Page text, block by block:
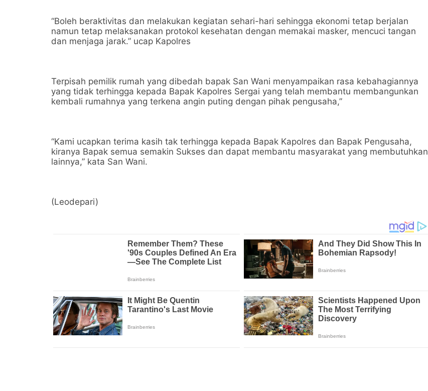
“Boleh beraktivitas dan melakukan kegiatan sehari-hari sehingga ekonomi tetap berjalan
namun tetap melaksanakan protokol kesehatan dengan memakai masker, mencuci tangan
dan menjaga jarak.” ucap Kapolres
Terpisah pemilik rumah yang dibedah bapak San Wani menyampaikan rasa kebahagiannya
yang tidak terhingga kepada Bapak Kapolres Sergai yang telah membantu membangunkan
kembali rumahnya yang terkena angin puting dengan pihak pengusaha,”
“Kami ucapkan terima kasih tak terhingga kepada Bapak Kapolres dan Bapak Pengusaha,
kiranya Bapak semua semakin Sukses dan dapat membantu masyarakat yang membutuhkan
lainnya,” kata San Wani.
(Leodepari)